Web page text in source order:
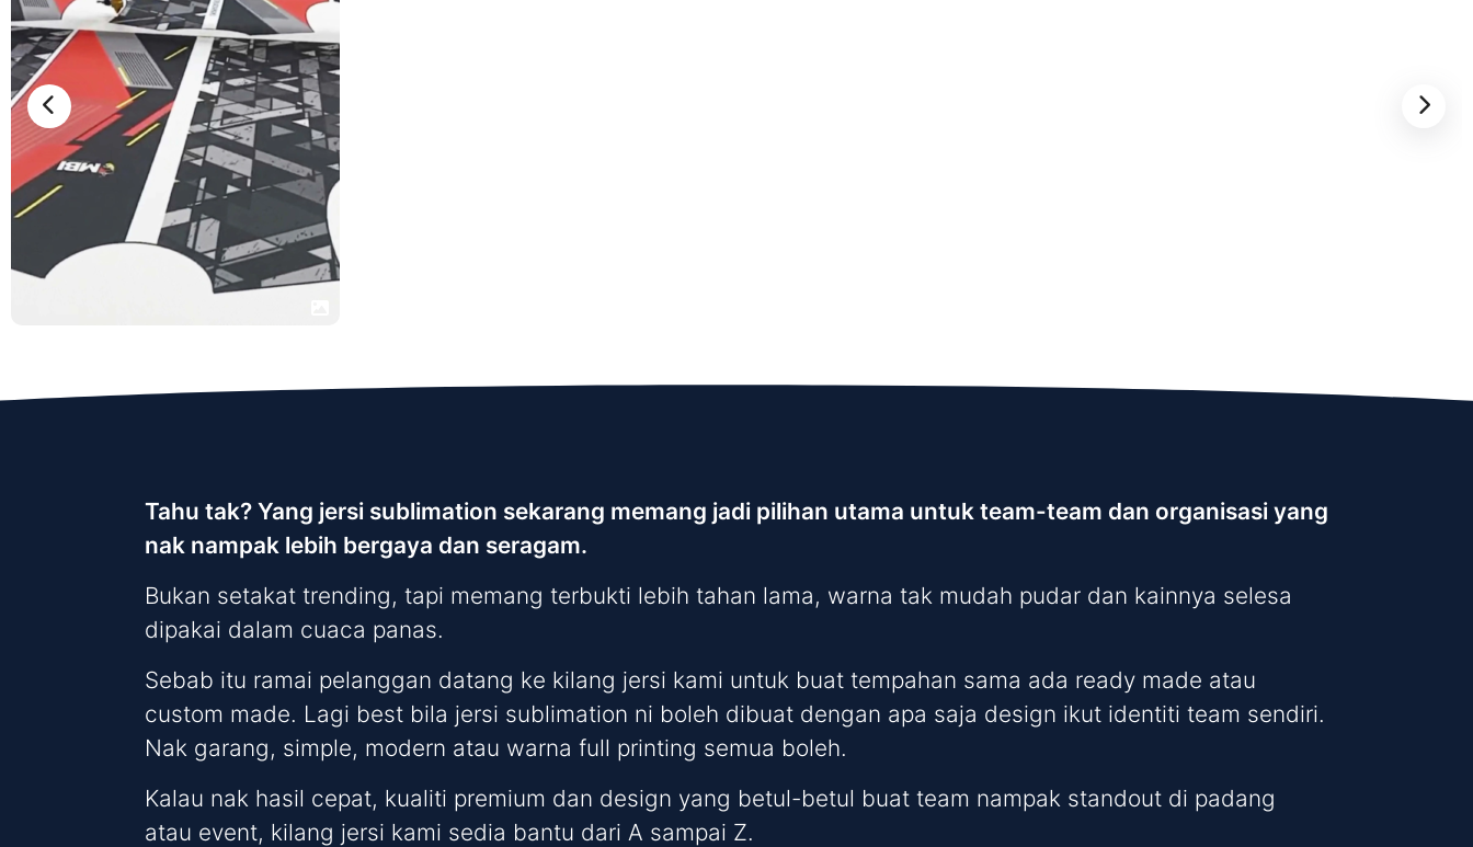
Tahu tak? Yang jersi sublimation sekarang memang jadi pilihan utama untuk team-team dan organisasi yang
nak nampak lebih bergaya dan seragam.
Bukan setakat trending, tapi memang terbukti lebih tahan lama, warna tak mudah pudar dan kainnya selesa
dipakai dalam cuaca panas.
Sebab itu ramai pelanggan datang ke kilang jersi kami untuk buat tempahan sama ada ready made atau
custom made. Lagi best bila jersi sublimation ni boleh dibuat dengan apa saja design ikut identiti team sendiri.
Nak garang, simple, modern atau warna full printing semua boleh.
Kalau nak hasil cepat, kualiti premium dan design yang betul-betul buat team nampak standout di padang
atau event, kilang jersi kami sedia bantu dari A sampai Z.